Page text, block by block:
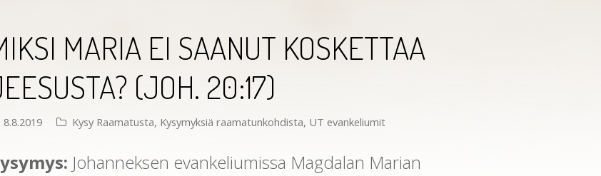
MARIA EI SAANUT KOSKETTAA
(JOH. 20:17)
8.8.2019 Kysy Raamatusta, Kysymyksiä raamatunkohdista, UT evankeliumit
Johanneksen evankeliumissa Magdalan Marian